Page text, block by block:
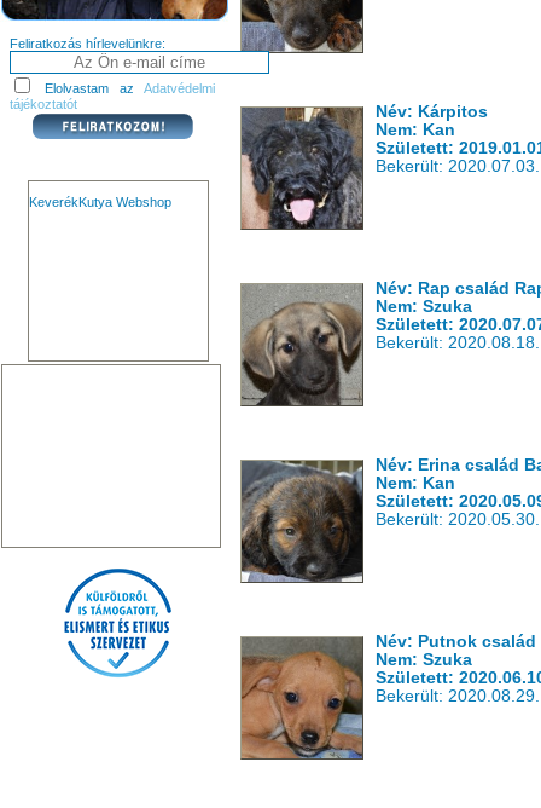
Feliratkozás hírlevelünkre:
Elolvastam az Adatvédelmi
tájékoztatót
KeverékKutya Webshop
Név: Kárpitos
Nem: Kan
Született:
Bekerült: 2020.07.03.
Név: Rap család
Nem: Szuka
Született:
Bekerült: 2020.08.18.
Név: Erina család
Nem: Kan
Született:
Bekerült: 2020.05.30.
Név: Putnok család
Nem: Szuka
Született:
Bekerült: 2020.08.29.